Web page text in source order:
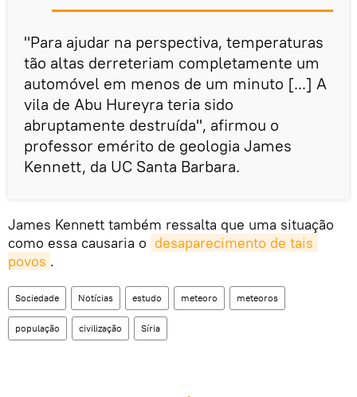
"Para ajudar na perspectiva, temperaturas
tão altas derreteriam completamente um
automóvel em menos de um minuto [...] A
vila de Abu Hureyra teria sido
abruptamente destruída", afirmou o
professor emérito de geologia James
Kennett, da UC Santa Barbara.
James Kennett também ressalta que uma situação
como essa causaria o desaparecimento de tais
povos .
Sociedade Notícias estudo meteoro meteoros
população civilização Síria